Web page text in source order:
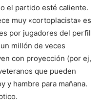
el partido esté caliente.
muy «cortoplacista» es
por jugadores del perfil
millón de veces
con proyección (por ej,
que pueden
y hambre para mañana.